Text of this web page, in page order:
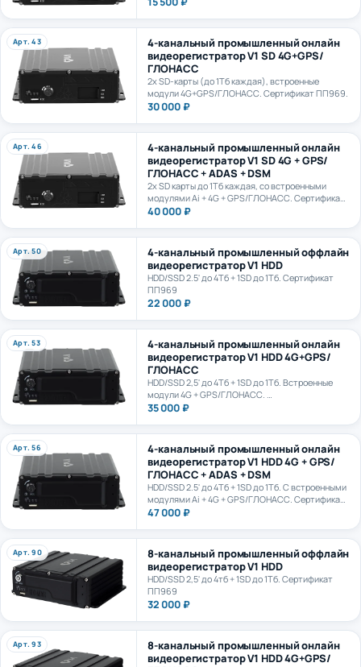
Арт. 43
4-канальный промышленный онлайн
видеорегистратор V1 SD 4G+GPS/
ГЛОНАСС
2х SD-карты (до 1Тб каждая), встроенные
модули 4G+GPS/ГЛОНАСС. Сертификат ПП969.
30 000 ₽
Арт. 46
4-канальный промышленный онлайн
видеорегистратор V1 SD 4G + GPS/
ГЛОНАСС + ADAS + DSM
2х SD карты до 1Тб каждая, со встроенными
модулями Ai + 4G + GPS/ГЛОНАСС. Сертификат
ПП969.
40 000 ₽
Арт. 50
4-канальный промышленный оффлайн
видеорегистратор V1 HDD
HDD/SSD 2.5' до 4Тб + 1SD до 1Тб. Сертификат
ПП969
22 000 ₽
Арт. 53
4-канальный промышленный онлайн
видеорегистратор V1 HDD 4G+GPS/
ГЛОНАСС
HDD/SSD 2,5' до 4Тб + 1SD до 1Тб. Встроенные
модули 4G + GPS/ГЛОНАСС.
Сертификат ПП969
35 000 ₽
Арт. 56
4-канальный промышленный онлайн
видеорегистратор V1 HDD 4G + GPS/
ГЛОНАСС + ADAS + DSM
HDD/SSD 2.5' до 4Тб + 1SD до 1Тб. С встроенными
модулями Ai + 4G + GPS/ГЛОНАСС. Сертификат
ПП969. Сертификат ИИ ГОСТ Р 70885-2023
47 000 ₽
Арт. 90
8-канальный промышленный оффлайн
видеорегистратор V1 HDD
HDD/SSD 2,5' до 4тб + 1SD до 1Тб. Сертификат
ПП969
32 000 ₽
Арт. 93
8-канальный промышленный онлайн
видеорегистратор V1 HDD 4G+GPS/
ГЛОНАСС